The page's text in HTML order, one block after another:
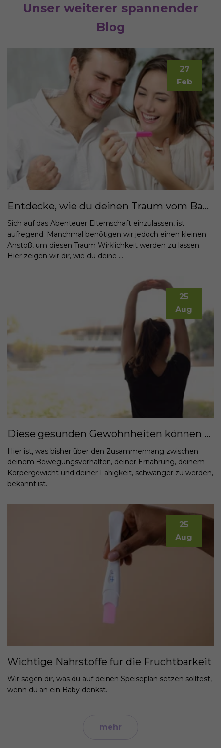
Unser weiterer spannender
Blog
27
Feb
Entdecke, wie du deinen Traum vom Baby verwirklichen kannst!
Sich auf das Abenteuer Elternschaft einzulassen, ist
aufregend. Manchmal benötigen wir jedoch einen kleinen
Anstoß, um diesen Traum Wirklichkeit werden zu lassen.
Hier zeigen wir dir, wie du deine ...
25
Aug
Diese gesunden Gewohnheiten können dir helfen, Mutter zu werden
Hier ist, was bisher über den Zusammenhang zwischen
deinem Bewegungsverhalten, deiner Ernährung, deinem
Körpergewicht und deiner Fähigkeit, schwanger zu werden,
bekannt ist.
25
Aug
Wichtige Nährstoffe für die Fruchtbarkeit
Wir sagen dir, was du auf deinen Speiseplan setzen solltest,
wenn du an ein Baby denkst.
mehr